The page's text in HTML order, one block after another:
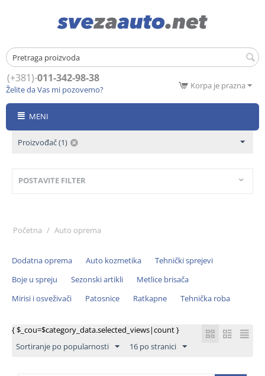
(+381)-011-342-98-38
Želite da Vas mi pozovemo? Korpa je prazna
MENI
Proizvođač (1)
POSTAVITE FILTER
Početna / Auto oprema
Dodatna oprema Auto kozmetika
Tehnički sprejevi
Boje u spreju
Sezonski artikli
Metlice brisača
Mirisi i osveživači
Patosnice Ratkapne Tehnička roba
{ $_cou=$category_data.selected_views|count }
Sortiranje po popularnosti
16 po stranici